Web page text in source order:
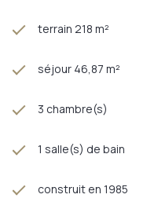
terrain 218 m²
séjour 46,87 m²
3 chambre(s)
1 salle(s) de bain
construit en 1985